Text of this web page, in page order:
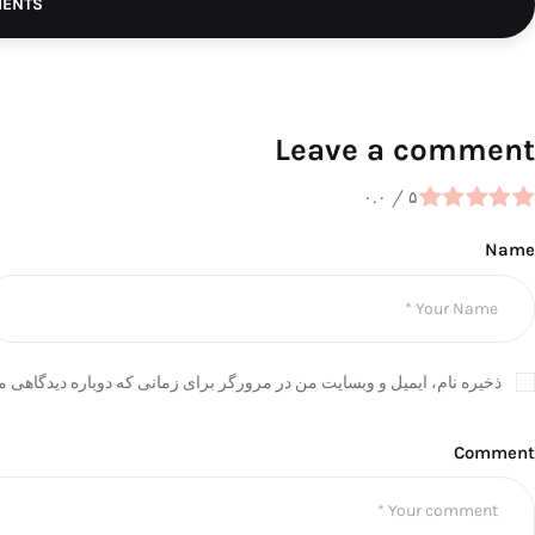
Leave a comment
۰.۰ / ۵
Name
ذخیره نام، ایمیل و وبسایت من در مرورگر برای زمانی که دوباره
Comment